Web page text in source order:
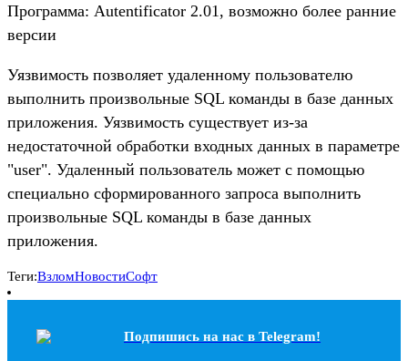
Программа: Autentificator 2.01, возможно более ранние
версии
Уязвимость позволяет удаленному пользователю
выполнить произвольные SQL команды в базе данных
приложения. Уязвимость существует из-за
недостаточной обработки входных данных в параметре
"user". Удаленный пользователь может с помощью
специально сформированного запроса выполнить
произвольные SQL команды в базе данных
приложения.
Теги:ВзломНовостиСофт
Подпишись на наc в Telegram!